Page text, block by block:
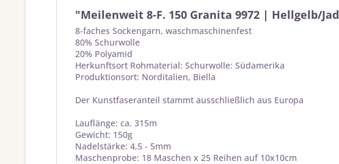
"Meilenweit 8-F. 150 Granita 9972 | Hellgelb/
8-faches Sockengarn, waschmaschinenfest
80% Schurwolle
20% Polyamid
Herkunftsort Rohmaterial: Schurwolle: Südamerika
Produktionsort: Norditalien, Biella
Der Kunstfaseranteil stammt ausschließlich aus Europa
Lauflänge: ca. 315m
Gewicht: 150g
Nadelstärke: 4,5 - 5mm
Maschenprobe: 18 Maschen x 25 Reihen auf 10x10cm